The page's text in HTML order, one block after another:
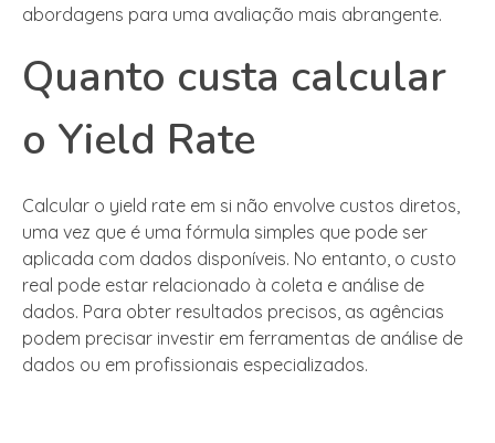
abordagens para uma avaliação mais abrangente.
Quanto custa calcular
o Yield Rate
Calcular o yield rate em si não envolve custos diretos,
uma vez que é uma fórmula simples que pode ser
aplicada com dados disponíveis. No entanto, o custo
real pode estar relacionado à coleta e análise de
dados. Para obter resultados precisos, as agências
podem precisar investir em ferramentas de análise de
dados ou em profissionais especializados.